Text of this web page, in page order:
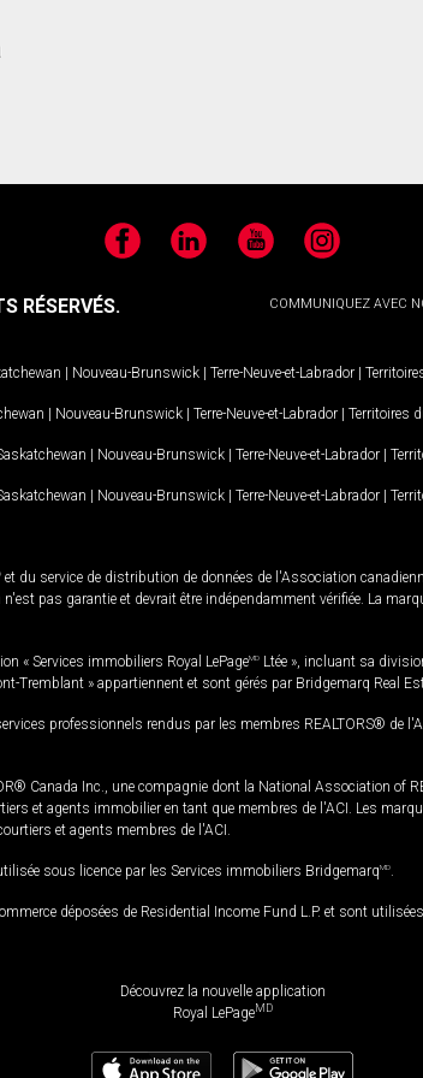
FacebookLinkedIn YouTubeInstagram
COMMUNIQUEZ AVEC
RÉSERVÉS.
| Nouveau-Brunswick | Terre-Neuve-et-Labrador |
| Nouveau-Brunswick | Terre-Neuve-et-Labrador | Territoires
| Nouveau-Brunswick | Terre-Neuve-et-Labrador |
| Nouveau-Brunswick | Terre-Neuve-et-Labrador |
et du service de distribution de données de l'Association
pas garantie et devrait être indépendamment vérifiée. La
« Services immobiliers Royal LePageMD Ltée », incluant sa
Tremblant » appartiennent et sont gérés par Bridgemarq Real
professionnels rendus par les membres REALTORS® de
Canada Inc., une compagnie dont la National Association of
et agents immobilier en tant que membres de l'ACI. Les
et agents membres de l'ACI.
sous licence par les Services immobiliers BridgemarqMD
déposées de Residential Income Fund L.P. et sont
Découvrez la nouvelle application
Royal LePageMD